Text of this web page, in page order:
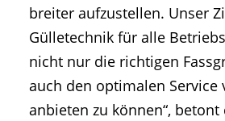
breiter aufzustellen. Unser
Gülletechnik für alle
nicht nur die richtigen
auch den optimalen Service
anbieten zu können“, betont